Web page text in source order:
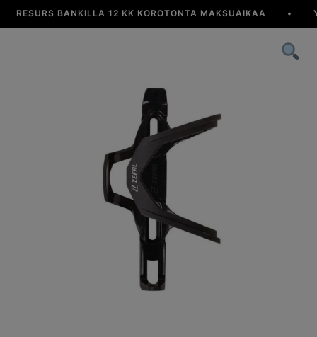
RESURS BANKILLA 12 KK KOROTONTA MAKSUAIKAA